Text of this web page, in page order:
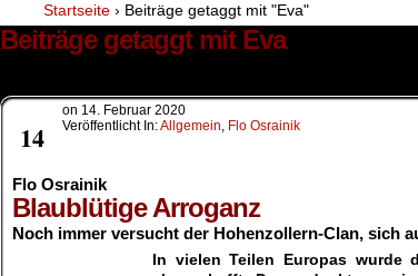
Startseite › Beiträge getaggt mit "Eva"
Beiträge getaggt mit Eva
14
on 14. Februar 2020
Veröffentlicht In:Allgemein, Flo Osrainik
Flo Osrainik
Blaublütige Arroganz
Noch immer versucht der Hohenzollern-Clan, sich
In vielen Teilen Europas wurde